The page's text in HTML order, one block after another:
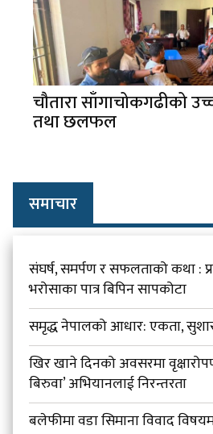
चौतारा साँगाचोकगढीको
तथा छलफल
समाचार
संघर्ष, समर्पण र सफलताको कथा :
भरोसाका पात्र बिपिन सापकोटा
समृद्ध नेपालको आधार: एकता,
खिर खाने दिनको अवसरमा
बिरुवा’ अभियानलाई निरन्तरता
बलेफीमा वडा सिमाना विवाद